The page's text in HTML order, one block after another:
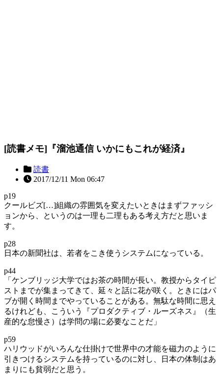
[読書メモ]『溜池通信 いかにもこれが経済』
読書
2017/12/11 Mon 06:47
p19
クールビズ[…]組織の雰囲気を変えたいときはまずファッシ
ョンから、というのは一理も二理もある考え方だと思いま
す。
p28
日本の新聞社は、若者をこき使うシステムになっている。
p44
「ケンブリッジ大学ではお茶の時間が長い。教授からタイピ
ストまでが集まってきて、延々と話に花が咲く。ときにはパ
ブが開く時間までやっていることがある。無駄な時間に思え
るけれども、こういう『プロダクティブ・ルーズネス』（生
産的な怠慢さ）は学問の場に必要なことだ」
p59
ハリウッドがいろんな仕掛けで世界中の才能を磁力のように
引きつけるシステムを持っているのに対し、日本の体制はあ
まりにも貧弱だと思う。